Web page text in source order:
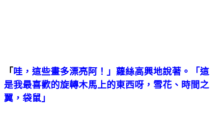
「 哇，這些畫多漂亮阿！」蘿絲高興地說著。「這
是我最喜歡的旋轉木馬上的東西呀，雪花、時間之
翼，袋鼠」